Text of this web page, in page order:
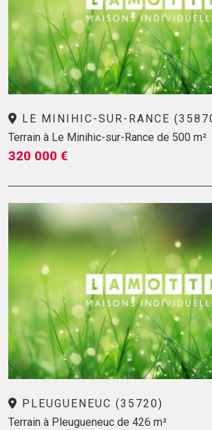
LE MINIHIC-SUR-RANCE
Terrain à Le Minihic-sur-Rance de 500 m²
320 000 €
PLEUGUENEUC (35720)
Terrain à Pleugueneuc de 426 m²